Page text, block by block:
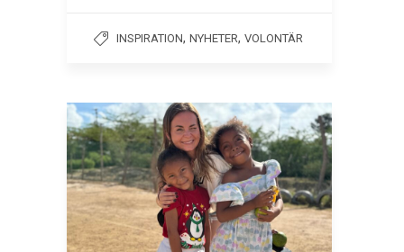
INSPIRATION, NYHETER, VOLONTÄR